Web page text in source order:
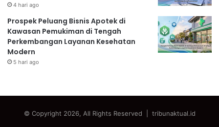
4 hari ago
Prospek Peluang Bisnis Apotek di
Kawasan Pemukiman di Tengah
Perkembangan Layanan Kesehatan
Modern
5 hari ago
© Copyright 2026, All Rights Reserved | tribunaktual.id